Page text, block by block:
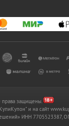
защищены.
и на сайт
ИНН 7705523387,